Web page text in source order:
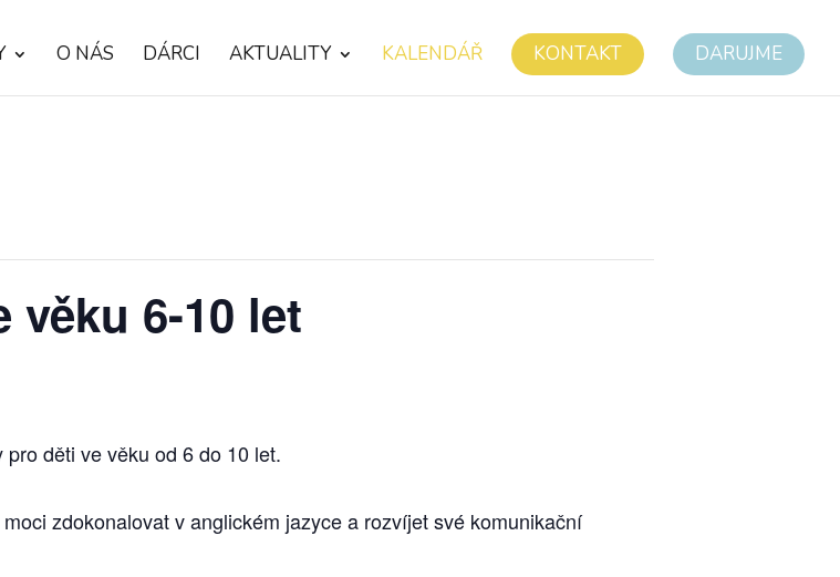
O NÁS DÁRCI AKTUALITY KALENDÁŘ KONTAKT DARUJME
6-10 let
děti ve věku od 6 do 10 let.
zdokonalovat v anglickém jazyce a rozvíjet své komunikační